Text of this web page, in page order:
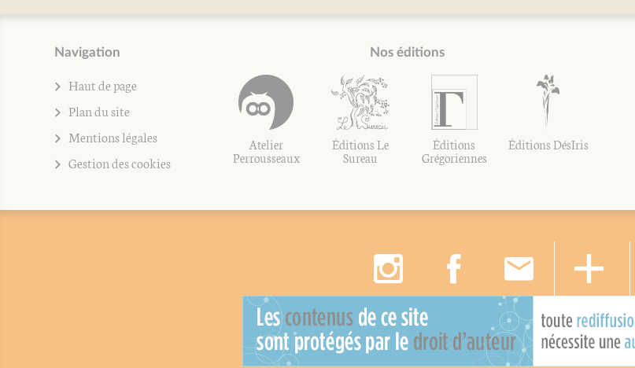
Navigation
Haut de page
Plan du site
Mentions légales
Gestion des cookies
Nos éditions
Atelier
Perrousseaux
Éditions Le
Sureau
Éditions
Grégoriennes
Éditions DésIris